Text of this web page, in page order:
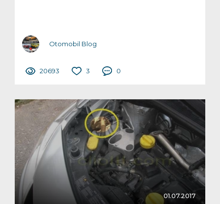
Otomobil Blog
20693 3 0
01.07.2017